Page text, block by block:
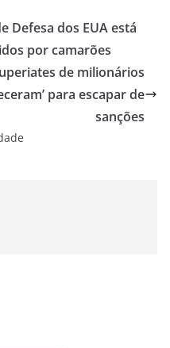
Defesa dos EUA está
por camarões
de milionários
para escapar de
sanções